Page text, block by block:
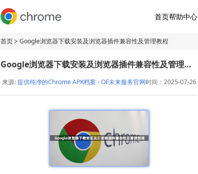
首页帮助中心
首页> Google浏览器下载安装及浏览器插件兼容性及管理教程
Google浏览器下载安装及浏览器插件兼容性及管理教程
来源:提供纯净的Chrome APK档案 - OF未来服务官网时间：2025-07-26